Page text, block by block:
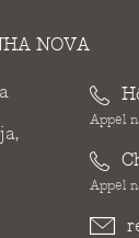
NOVA
Appel
Appel